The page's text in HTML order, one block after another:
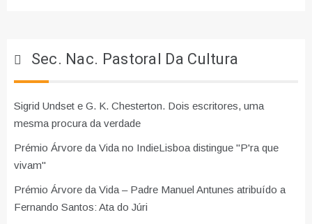
Sec. Nac. Pastoral Da Cultura
Sigrid Undset e G. K. Chesterton. Dois escritores, uma
mesma procura da verdade
Prémio Árvore da Vida no IndieLisboa distingue "P'ra que
vivam"
Prémio Árvore da Vida – Padre Manuel Antunes atribuído a
Fernando Santos: Ata do Júri